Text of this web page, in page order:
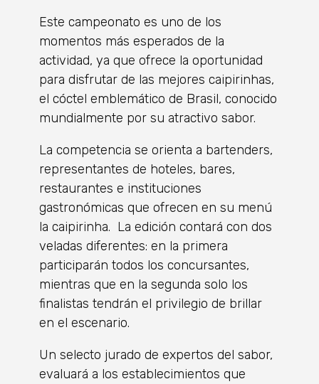
Este campeonato es uno de los
momentos más esperados de la
actividad, ya que ofrece la oportunidad
para disfrutar de las mejores caipirinhas,
el cóctel emblemático de Brasil, conocido
mundialmente por su atractivo sabor.
La competencia se orienta a bartenders,
representantes de hoteles, bares,
restaurantes e instituciones
gastronómicas que ofrecen en su menú
la caipirinha. La edición contará con dos
veladas diferentes: en la primera
participarán todos los concursantes,
mientras que en la segunda solo los
finalistas tendrán el privilegio de brillar
en el escenario.
Un selecto jurado de expertos del sabor,
evaluará a los establecimientos que